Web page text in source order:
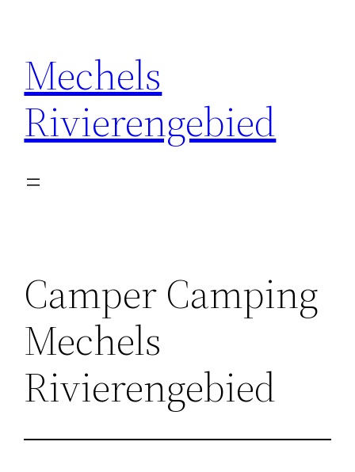
inhoud
Mechels
Rivierengebied
Camper Camping
Mechels
Rivierengebied